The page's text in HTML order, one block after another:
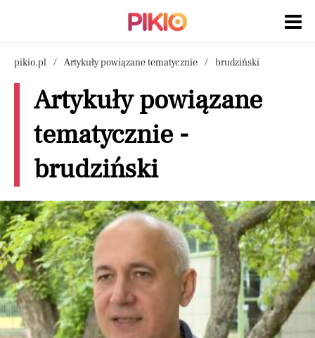
pikio.pl Artykuły powiązane tematycznie brudziński
Artykuły powiązane
tematycznie -
brudziński